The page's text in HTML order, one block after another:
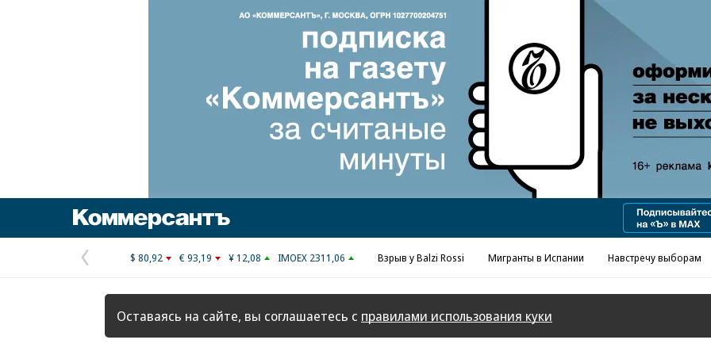
Реклама в «Ъ» www.kommersant.ru/ad
Предыдущая
страница
$ 80,92 € 93,19 ¥ 12,08 IMOEX 2311,06 Взрыв у Balzi Rossi Мигранты в Испании Навстречу выборам
Оставаясь на сайте, вы соглашаетесь с правилами использования куки